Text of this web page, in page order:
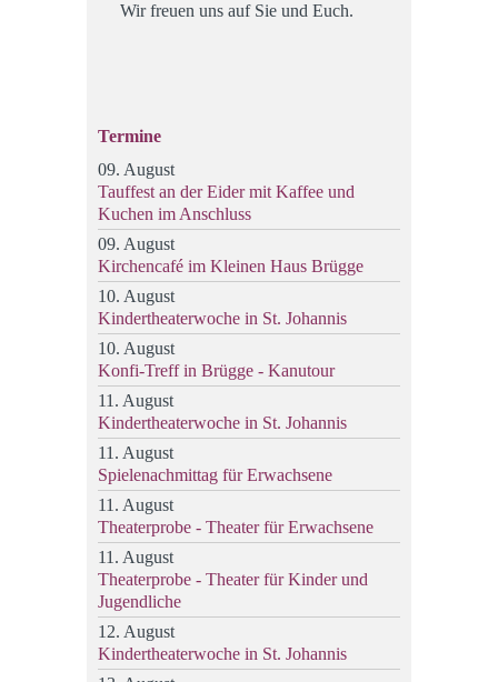
Wir freuen uns auf Sie und Euch.
Termine
09. August
Tauffest an der Eider mit Kaffee und
Kuchen im Anschluss
09. August
Kirchencafé im Kleinen Haus Brügge
10. August
Kindertheaterwoche in St. Johannis
10. August
Konfi-Treff in Brügge - Kanutour
11. August
Kindertheaterwoche in St. Johannis
11. August
Spielenachmittag für Erwachsene
11. August
Theaterprobe - Theater für Erwachsene
11. August
Theaterprobe - Theater für Kinder und
Jugendliche
12. August
Kindertheaterwoche in St. Johannis